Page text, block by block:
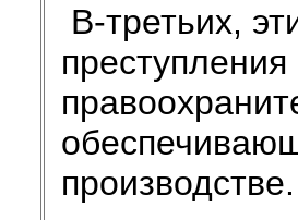
В-третьих,
производстве.